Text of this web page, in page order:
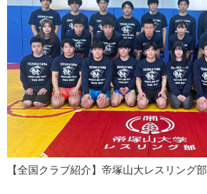
【全国クラブ紹介】帝塚山大レスリング部